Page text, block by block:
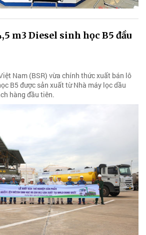
m3 Diesel sinh học B5 đầu
Nam (BSR) vừa chính thức xuất bán lô
B5 được sản xuất từ Nhà máy lọc dầu
hàng đầu tiên.